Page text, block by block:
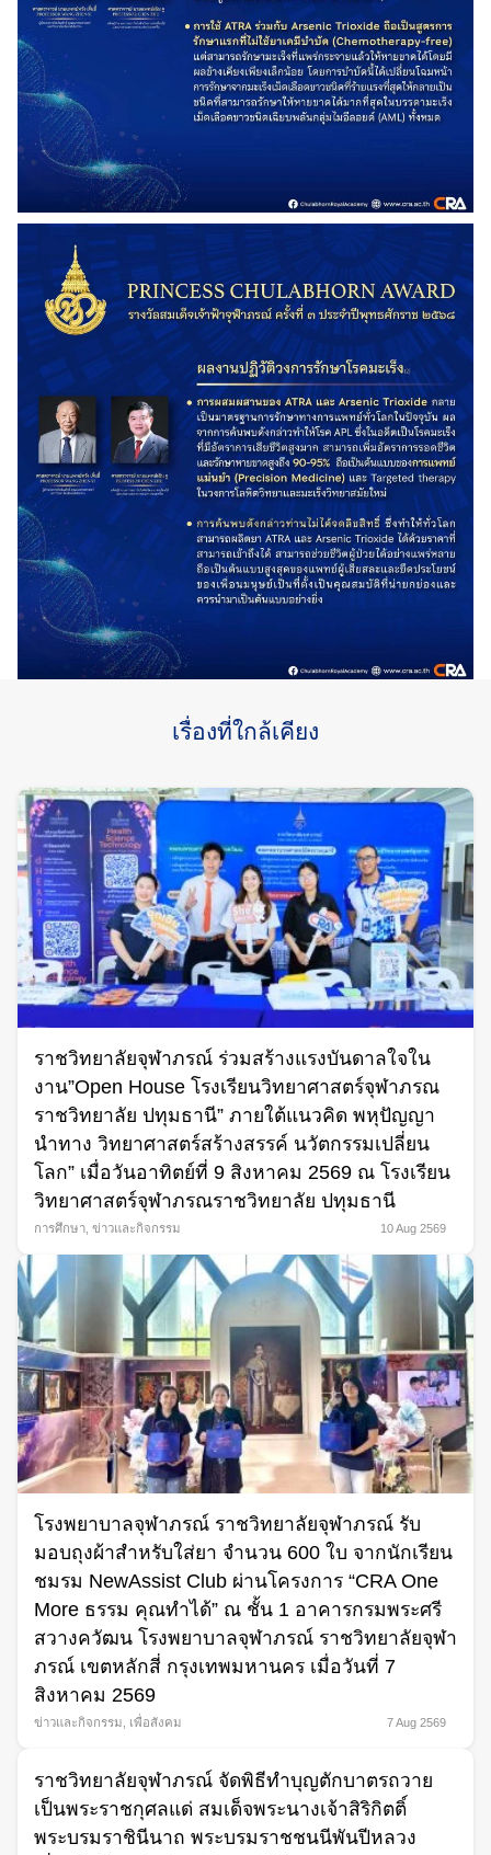
เรื่องที่ใกล้เคียง
ราชวิทยาลัยจุฬาภรณ์ ร่วมสร้างแรงบันดาลใจใน
งาน”Open House โรงเรียนวิทยาศาสตร์จุฬาภรณ
ราชวิทยาลัย ปทุมธานี” ภายใต้แนวคิด พหุปัญญา
นำทาง วิทยาศาสตร์สร้างสรรค์ นวัตกรรมเปลี่ยน
โลก” เมื่อวันอาทิตย์ที่ 9 สิงหาคม 2569 ณ โรงเรียน
วิทยาศาสตร์จุฬาภรณราชวิทยาลัย ปทุมธานี
การศึกษา ข่าวและกิจกรรม 10 Aug 2569
โรงพยาบาลจุฬาภรณ์ ราชวิทยาลัยจุฬาภรณ์ รับ
มอบถุงผ้าสำหรับใส่ยา จำนวน 600 ใบ จากนักเรียน
ชมรม NewAssist Club ผ่านโครงการ “CRA One
More ธรรม คุณทำได้” ณ ชั้น 1 อาคารกรมพระศรี
สวางควัฒน โรงพยาบาลจุฬาภรณ์ ราชวิทยาลัยจุฬา
ภรณ์ เขตหลักสี่ กรุงเทพมหานคร เมื่อวันที่ 7
สิงหาคม 2569
ข่าวและกิจกรรม เพื่อสังคม 7 Aug 2569
ราชวิทยาลัยจุฬาภรณ์ จัดพิธีทำบุญตักบาตรถวาย
เป็นพระราชกุศลแด่ สมเด็จพระนางเจ้าสิริกิตติ์
พระบรมราชินีนาถ พระบรมราชชนนีพันปีหลวง